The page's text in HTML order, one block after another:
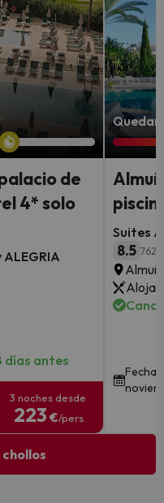
de
4* solo
días antes
3 noches desde
223 €/pers.
Quedan
Suites
8.5 762